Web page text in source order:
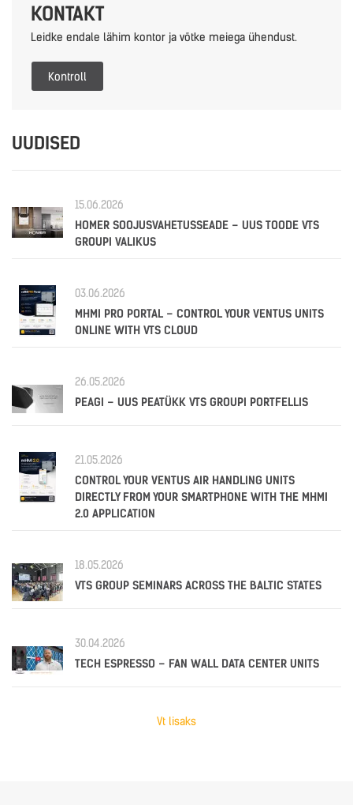
KONTAKT
Leidke endale lähim kontor ja võtke meiega ühendust.
Kontroll
UUDISED
15.06.2026
HOMER SOOJUSVAHETUSSEADE – UUS TOODE VTS
GROUPI VALIKUS
03.06.2026
MHMI PRO PORTAL – CONTROL YOUR VENTUS UNITS
ONLINE WITH VTS CLOUD
26.05.2026
PEAGI – UUS PEATÜKK VTS GROUPI PORTFELLIS
21.05.2026
CONTROL YOUR VENTUS AIR HANDLING UNITS
DIRECTLY FROM YOUR SMARTPHONE WITH THE MHMI
2.0 APPLICATION
18.05.2026
VTS GROUP SEMINARS ACROSS THE BALTIC STATES
30.04.2026
TECH ESPRESSO – FAN WALL DATA CENTER UNITS
Vt lisaks